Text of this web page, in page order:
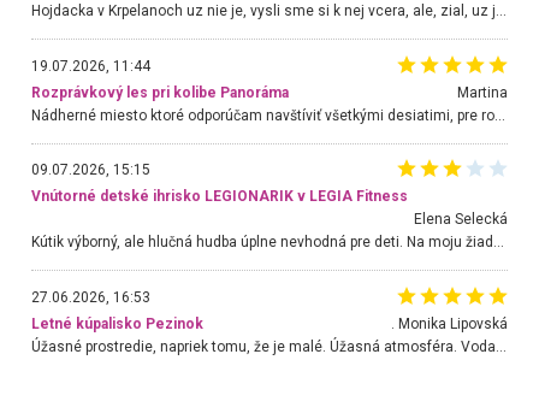
Hojdacka v Krpelanoch uz nie je, vysli sme si k nej vcera, ale, zial, uz je znicena. Ak sem planujete cestu len kvoli hojdacke, mozete si ju usetrit. Krasny vyhlad je tu vsak aj bez hojdacky :-)
19.07.2026, 11:44
Rozprávkový les pri kolibe Panoráma
Martina
Nádherné miesto ktoré odporúčam navštíviť všetkými desiatimi, pre rodiny s deťmi, dôchodcom... Proste a jednoducho ozaj rozprávkový les.. určite ešte prídeme. Odniesli sme si na pamiatku krásne tričká,
09.07.2026, 15:15
Vnútorné detské ihrisko LEGIONARIK v LEGIA Fitness
Elena Selecká
Kútik výborný, ale hlučná hudba úplne nevhodná pre deti. Na moju žiadosť o aspoň sušenie nereagovali.
27.06.2026, 16:53
Letné kúpalisko Pezinok
. Monika Lipovská
Úžasné prostredie, napriek tomu, že je malé. Úžasná atmosféra. Voda fantastická a nádherná. Ľudí je pomerne veľa, ale su mili a ohľaduplní. Je veľmi zaujímavé sledovať, ako dokážu spolu športovať cudzí ľudia a bez ohľadu na vek. Vládne tu pohoda. Vnuka neviem dostať z vody. Ďakujem za krásny deň . Urcite sa sem vrátim. Jediný problém je s parkovaním, ale aj ten sa mi podarilo vyriešiť. Monika Bratislava